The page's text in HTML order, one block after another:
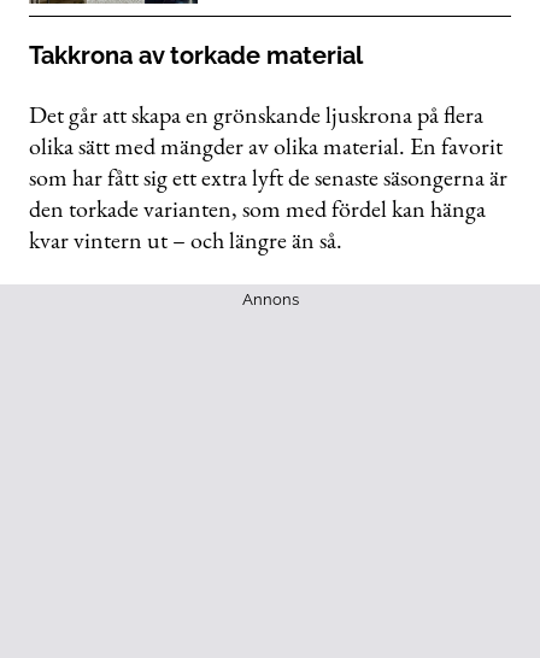
Takkrona av torkade material
Det går att skapa en grönskande ljuskrona på flera
olika sätt med mängder av olika material. En favorit
som har fått sig ett extra lyft de senaste säsongerna är
den torkade varianten, som med fördel kan hänga
kvar vintern ut – och längre än så.
Annons